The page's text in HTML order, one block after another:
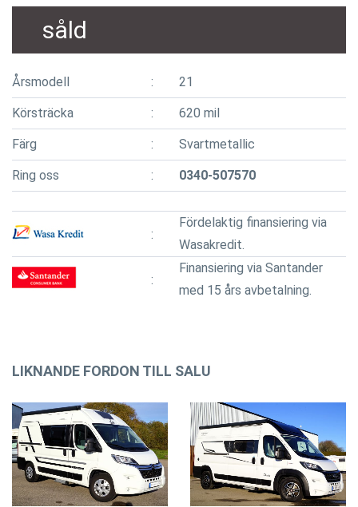
såld
Årsmodell 21
Körsträcka 620 mil
Färg Svartmetallic
Ring oss 0340-507570
Fördelaktig finansiering via
Wasakredit.
Finansiering via Santander
med 15 års avbetalning.
LIKNANDE FORDON TILL SALU